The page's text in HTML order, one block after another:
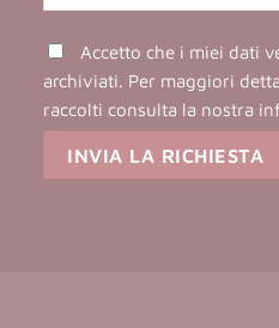
Accetto che i miei dati
archiviati. Per maggiori
raccolti consulta la nostra